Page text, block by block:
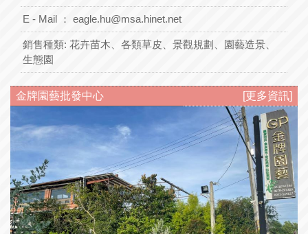
E - Mail ： eagle.hu@msa.hinet.net
銷售種類: 花卉苗木、各類草皮、景觀規劃、園藝造景、
生態園
金牌園藝批發中心 [更多資訊]